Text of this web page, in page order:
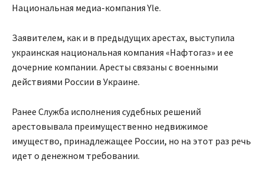
Национальная медиа-компания Yle.
Заявителем, как и в предыдущих арестах, выступила
украинская национальная компания «Нафтогаз» и ее
дочерние компании. Аресты связаны с военными
действиями России в Украине.
Ранее Служба исполнения судебных решений
арестовывала преимущественно недвижимое
имущество, принадлежащее России, но на этот раз речь
идет о денежном требовании.